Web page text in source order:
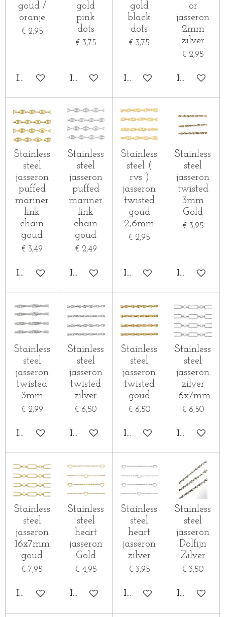
goud /
oranje
€ 2,95
IN WINKELWAGEN
gold
pink
dots
€ 3,75
IN WINKELWAGEN
gold
black
dots
€ 3,75
IN WINKELWAGEN
or
jasseron
2mm
zilver
€ 2,95
IN
Stainless
steel
jasseron
puffed
mariner
link
chain
goud
€ 3,49
IN WINKELWAGEN
Stainless
steel
jasseron
puffed
mariner
link
chain
goud
€ 2,49
IN WINKELWAGEN
Stainless
steel (
rvs )
jasseron
twisted
goud
2,6mm
€ 2,95
IN WINKELWAGEN
Stainless
steel
jasseron
twisted
3mm
Gold
€ 3,95
IN
Stainless
steel
jasseron
twisted
3mm
€ 2,99
IN WINKELWAGEN
Stainless
steel
jasseron
twisted
zilver
€ 6,50
IN WINKELWAGEN
Stainless
steel
jasseron
twisted
goud
€ 6,50
IN WINKELWAGEN
Stainless
steel
jasseron
zilver
16x7mm
€ 6,50
IN
Stainless
steel
jasseron
16x7mm
goud
€ 7,95
IN WINKELWAGEN
Stainless
steel
heart
jasseron
Gold
€ 4,95
IN WINKELWAGEN
Stainless
steel
heart
jasseron
zilver
€ 3,95
IN WINKELWAGEN
Stainless
steel
jasseron
Dolfijn
Zilver
€ 3,50
IN